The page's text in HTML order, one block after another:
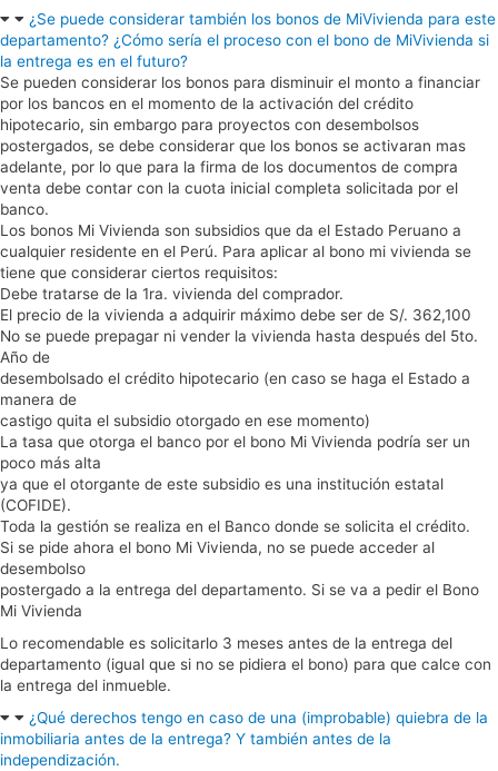
¿Se puede considerar también los bonos de MiVivienda para este
departamento? ¿Cómo sería el proceso con el bono de MiVivienda si
la entrega es en el futuro?
Se pueden considerar los bonos para disminuir el monto a financiar
por los bancos en el momento de la activación del crédito
hipotecario, sin embargo para proyectos con desembolsos
postergados, se debe considerar que los bonos se activaran mas
adelante, por lo que para la firma de los documentos de compra
venta debe contar con la cuota inicial completa solicitada por el
banco.
Los bonos Mi Vivienda son subsidios que da el Estado Peruano a
cualquier residente en el Perú. Para aplicar al bono mi vivienda se
tiene que considerar ciertos requisitos:
Debe tratarse de la 1ra. vivienda del comprador.
El precio de la vivienda a adquirir máximo debe ser de S/. 362,100
No se puede prepagar ni vender la vivienda hasta después del 5to.
Año de
desembolsado el crédito hipotecario (en caso se haga el Estado a
manera de
castigo quita el subsidio otorgado en ese momento)
La tasa que otorga el banco por el bono Mi Vivienda podría ser un
poco más alta
ya que el otorgante de este subsidio es una institución estatal
(COFIDE).
Toda la gestión se realiza en el Banco donde se solicita el crédito.
Si se pide ahora el bono Mi Vivienda, no se puede acceder al
desembolso
postergado a la entrega del departamento. Si se va a pedir el Bono
Mi Vivienda
Lo recomendable es solicitarlo 3 meses antes de la entrega del
departamento (igual que si no se pidiera el bono) para que calce con
la entrega del inmueble.
¿Qué derechos tengo en caso de una (improbable) quiebra de la
inmobiliaria antes de la entrega? Y también antes de la
independización.